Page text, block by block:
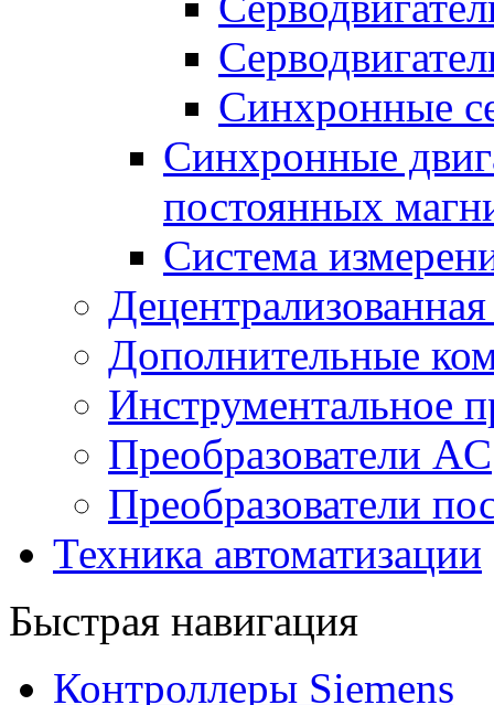
Синхронные
Синхронные
постоянных
Система
Дополнительные
Инструментальное
Преобразователи AC
Преобразователи
Техника автоматизации
Быстрая навигация
Контроллеры Siemens